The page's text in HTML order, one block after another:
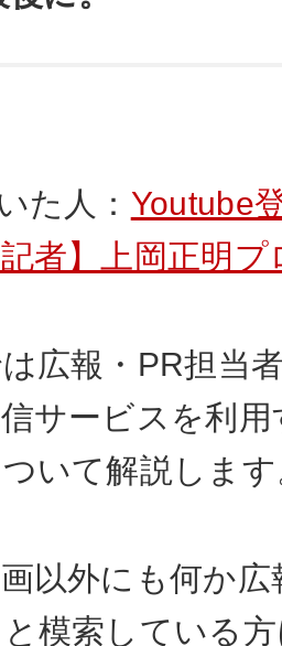
た人： Youtube
者】上岡正明プ
広報・PR担当
サービスを利
いて解説しま
画以外にも何か
模索している